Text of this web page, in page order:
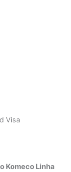
Visa
Komeco Linha